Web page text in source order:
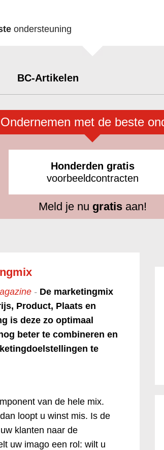
ondersteuning
BC-Artikelen
Ondernemen met de beste
Honderden gratis
voorbeeldcontracten
Meld je nu gratisaan!
- De marketingmix
Product, Plaats en
is deze zo optimaal
beter te combineren en
te
van de hele mix.
loopt u winst mis. Is de
klanten naar de
uw imago een rol: wilt u